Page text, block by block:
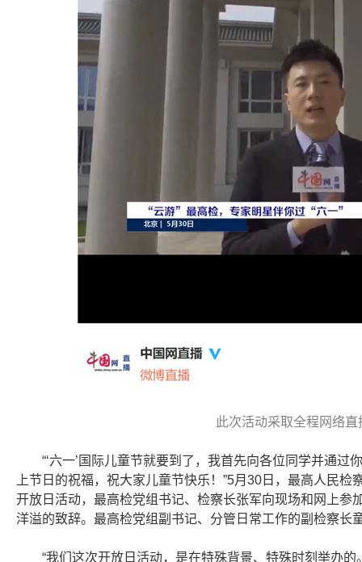
此次活动采取全程网络
“‘六一’国际儿童节就要到了，我首先向各位同学并通
上节日的祝福，祝大家儿童节快乐！”5月30日，最高人民
开放日活动，最高检党组书记、检察长张军向现场和网上参
洋溢的致辞。最高检党组副书记、分管日常工作的副检察长
“我们这次开放日活动，是在特殊背景、特殊时刻举办